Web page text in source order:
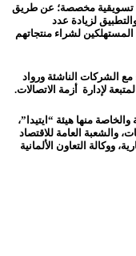
تسويقية مخصصة؛ عن طريق
لزيادة عدد
لشراء منتجاتهم
الشركات الناشئة ورواد
لإدارة أزمة الاتصالات.
منها هيئة “ايتيدا”،
والشعبة العامة للاقتصاد
ووكالة التعاون الألمانية